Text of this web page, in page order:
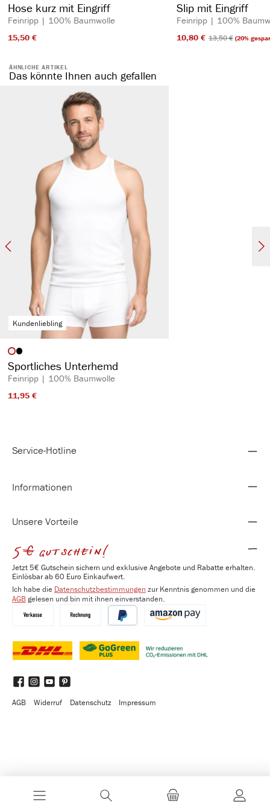
Hose kurz mit Eingriff
Feinripp | 100% Baumwolle
15,50 €​
Slip mit Eingriff
Feinripp | 100%
10,80 €​ 13,50 €​(20%
ÄHNLICHE ARTIKEL
Das könnte Ihnen auch gefallen
Kundenliebling
Artikelfarbe
Sportliches Unterhemd
Feinripp | 100% Baumwolle
11,95 €​
Service-Hotline
Informationen
Unsere Vorteile
5€ gutschein!
Jetzt 5€ Gutschein sichern und exklusive Angebote und Rabatte erhalten.
Einlösbar ab 60 Euro Einkaufwert.
Ich habe die Datenschutzbestimmungen zur Kenntnis genommen und die
AGBgelesen und bin mit ihnen einverstanden.
FacebookInstagram
YouTubePinterest
AGB
Widerruf Datenschutz Impressum